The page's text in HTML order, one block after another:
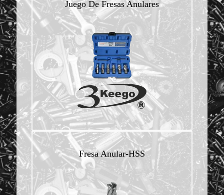
Juego De Fresas Anulares
Fresa Anular-HSS